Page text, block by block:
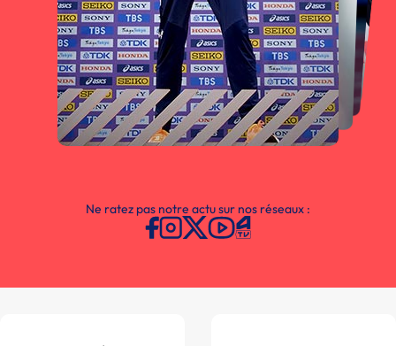
Ne ratez pas notre actu sur nos réseaux :